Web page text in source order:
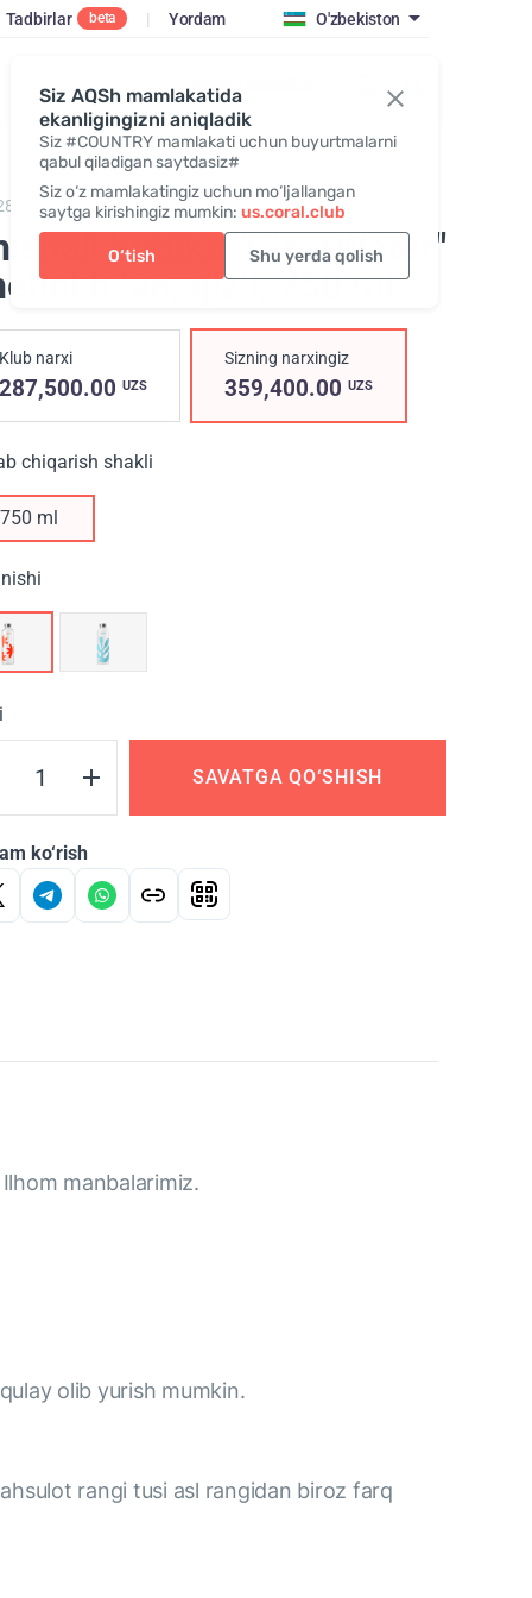
Siz AQSh mamlakatida
ekanligingizni aniqladik
Siz #COUNTRY mamlakati uchun buyurtmalarni
qabul qiladigan saytdasiz#
Siz o‘z mamlakatingiz uchun mo‘ljallangan
saytga kirishingiz mumkin: us.coral.club
O‘tish Shu yerda qolish
Tadbirlar beta | Yordam O'zbekiston
Kirish / Qo‘shilish
Glass bottle "25th anniversary"
butilka "ClearWater"
bilan, qizil, 750 ml
narxi
UZS
Sizning narxingiz
359,400.00 UZS
chiqarish shakli
750 ml
SAVATGA QO‘SHISH
ko‘rish
manbalarimiz.
olib yurish mumkin.
rangi tusi asl rangidan biroz farq